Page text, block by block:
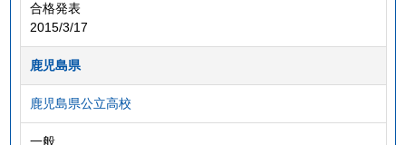
合格発表
2015/3/17
鹿児島県
鹿児島県公立高校
一般